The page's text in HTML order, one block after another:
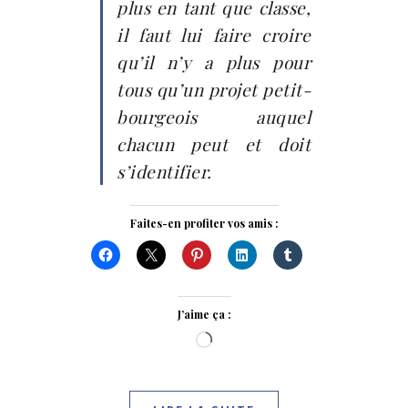
plus en tant que classe,
il faut lui faire croire
qu’il n’y a plus pour
tous qu’un projet petit-
bourgeois auquel
chacun peut et doit
s’identifier.
Faites-en profiter vos amis :
J’aime ça :
Chargement…